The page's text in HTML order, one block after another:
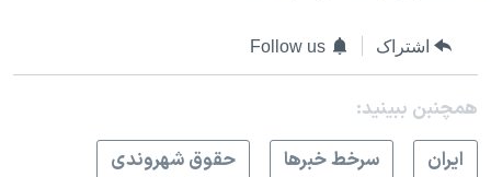
اشتراک Follow us
همچنبن ببینید:
ايران
سرخط خبرها حقوق شهروندی